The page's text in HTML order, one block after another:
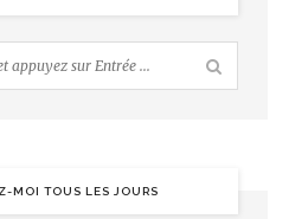
MOI TOUS LES JOURS